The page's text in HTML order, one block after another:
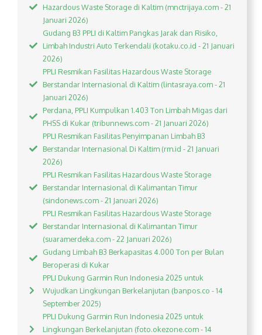
Hazardous Waste Storage di Kaltim (mnctrijaya.com - 21
Januari 2026)
Gudang B3 PPLI di Kaltim Pangkas Jarak dan Risiko,
Limbah Industri Auto Terkendali (kotaku.co.id - 21 Januari
2026)
PPLI Resmikan Fasilitas Hazardous Waste Storage
Berstandar Internasional di Kaltim (lintasraya.com - 21
Januari 2026)
Perdana, PPLI Kumpulkan 1.403 Ton Limbah Migas dari
PHSS di Kukar (tribunnews.com - 21 Januari 2026)
PPLI Resmikan Fasilitas Penyimpanan Limbah B3
Berstandar Internasional Di Kaltim (rm.id - 21 Januari
2026)
PPLI Resmikan Fasilitas Hazardous Waste Storage
Berstandar Internasional di Kalimantan Timur
(sindonews.com - 21 Januari 2026)
PPLI Resmikan Fasilitas Hazardous Waste Storage
Berstandar Internasional di Kalimantan Timur
(suaramerdeka.com - 22 Januari 2026)
Gudang Limbah B3 Berkapasitas 4.000 Ton per Bulan
Beroperasi di Kukar
PPLI Dukung Garmin Run Indonesia 2025 untuk
Wujudkan Lingkungan Berkelanjutan (banpos.co - 14
September 2025)
PPLI Dukung Garmin Run Indonesia 2025 untuk
Lingkungan Berkelanjutan (foto.okezone.com - 14